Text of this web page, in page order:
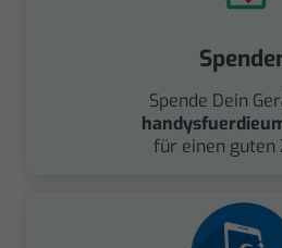
Spende Dein
für einen guten